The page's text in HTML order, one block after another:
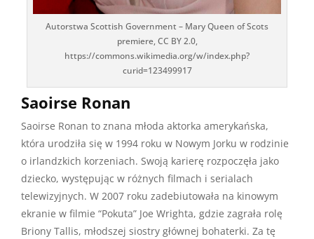
Autorstwa Scottish Government – Mary Queen of Scots
premiere, CC BY 2.0,
https://commons.wikimedia.org/w/index.php?
curid=123499917
Saoirse Ronan
Saoirse Ronan to znana młoda aktorka amerykańska,
która urodziła się w 1994 roku w Nowym Jorku w rodzinie
o irlandzkich korzeniach. Swoją karierę rozpoczęła jako
dziecko, występując w różnych filmach i serialach
telewizyjnych. W 2007 roku zadebiutowała na kinowym
ekranie w filmie “Pokuta” Joe Wrighta, gdzie zagrała rolę
Briony Tallis, młodszej siostry głównej bohaterki. Za tę